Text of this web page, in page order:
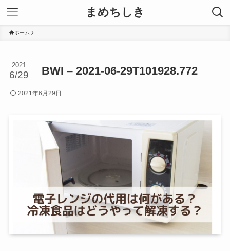
まめちしき
ホーム
BWI – 2021-06-29T101928.772
2021
6/29
2021年6月29日